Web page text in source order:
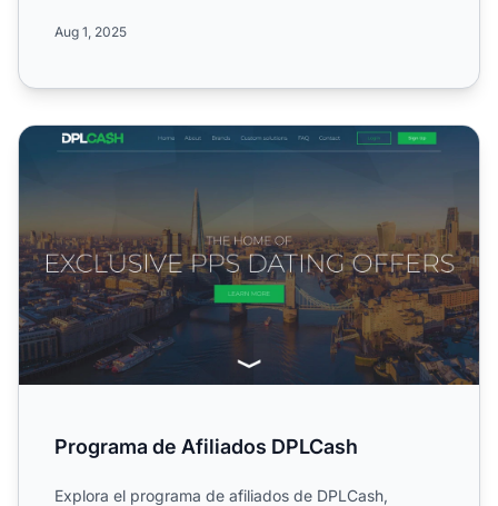
Aug 1, 2025
Programa de Afiliados DPLCash
Programa de Afiliados DPLCash
Explora el programa de afiliados de DPLCash,